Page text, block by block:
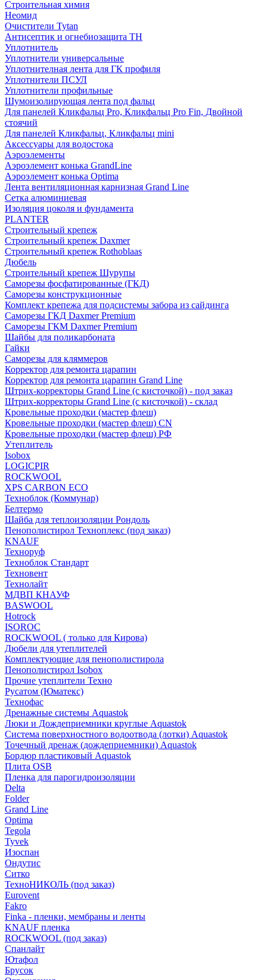
Строительная химия
Неомид
Очистители Tytan
Антисептик и огнебиозащита ТН
Уплотнитель
Уплотнители универсальные
Уплотнителная лента для ГК профиля
Уплотнители ПСУЛ
Уплотнители профильные
Шумоизолирующая лента под фальц
Для панелей Кликфальц Pro, Кликфальц Pro Fin, Двойной
стоячий
Для панелей Кликфальц, Кликфальц mini
Аксессуары для водостока
Аэроэлементы
Аэроэлемент конька GrandLine
Аэроэлемент конька Optima
Лента вентиляционная карнизная Grand Line
Сетка алюминиевая
Изоляция цоколя и фундамента
PLANTER
Строительный крепеж
Строительный крепеж Daxmer
Строительный крепеж Rothoblaas
Дюбель
Строительный крепеж Шурупы
Саморeзы фосфатированные (ГКД)
Саморезы конструкционные
Комплект крепежа для подсистемы забора из сайдинга
Саморезы ГКД Daxmer Premium
Саморезы ГКМ Daxmer Premium
Шайбы для поликарбоната
Гайки
Саморезы для кляммеров
Корректор для ремонта царапин
Корректор для ремонта царапин Grand Line
Штрих-корректоры Grand Line (с кисточкой) - под заказ
Штрих-корректоры Grand Line (с кисточкой) - склад
Кровельные проходки (мастер флеш)
Кровельные проходки (мастер флеш) CN
Кровельные проходки (мастер флеш) РФ
Утеплитель
Isobox
LOGICPIR
ROCKWOOL
XPS CARBON ECO
Техноблок (Коммунар)
Белтермо
Шайба для теплоизоляции Рондоль
Пенополистирол Техноплекс (под заказ)
KNАUF
Технoруф
Техноблок Стандарт
Техновент
Технолайт
МДВП КНАУФ
BASWOOL
Hotrock
ISOROC
ROCKWOOL ( только для Кирова)
Дюбели для утеплителей
Комплектующие для пенополистирола
Пенополистирол Isobox
Прочие утеплители Техно
Русатом (Юматекс)
Технофас
Дренажные системы Aquastok
Люки и Дождеприемники круглые Aquastok
Система поверхностного водоотвода (лотки) Aquastok
Точечный дренаж (дождеприемники) Aquastok
Бордюр пластиковый Aquastok
Плита OSB
Пленка для парогидроизоляции
Delta
Folder
Grand Line
Optima
Tegola
Tyvek
Изоспан
Ондутис
Ситко
ТехноНИКОЛЬ (под заказ)
Eurovent
Fakro
Finka - пленки, мембраны и ленты
KNAUF пленка
ROCKWOOL (под заказ)
Спанлайт
Ютафол
Брусок